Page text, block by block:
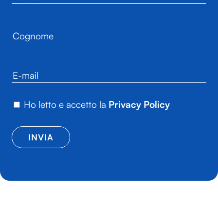
Ho letto e accetto la Privacy Policy